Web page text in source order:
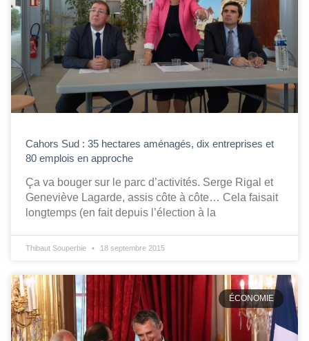
Cahors Sud : 35 hectares aménagés, dix entreprises et
80 emplois en approche
Ça va bouger sur le parc d’activités. Serge Rigal et
Geneviève Lagarde, assis côte à côte… Cela faisait
longtemps (en fait depuis l’élection à la
Thibaut Souperbie 18 septembre 2015
ÉCONOMIE